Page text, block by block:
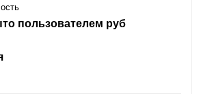
пользователем руб